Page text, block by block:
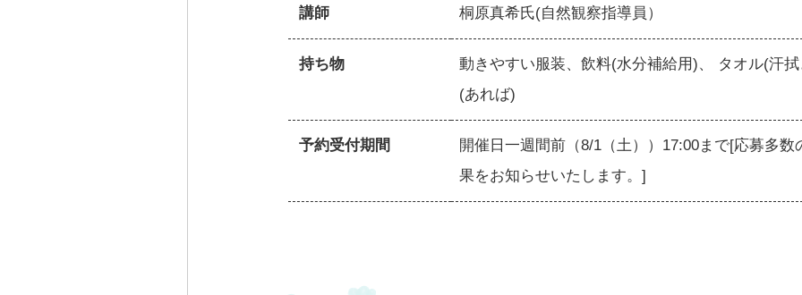
講師 桐原真希氏(自然観察指導員）
持ち物
動きやすい服装、飲料(水分補給用)、 タオル(汗
(あれば)
予約受付期間
開催日一週間前（8/1（土））17:00まで[応募多
果をお知らせいたします。]